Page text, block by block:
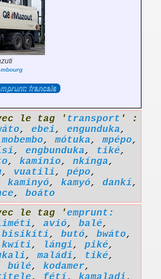
francais
le tag ' transport ' :
, ebei, engunduka,
mobembo,mótuka,mpépo,
, engbunduka, tiké,
, kaminio, nkínga,
, vuatili, pépo,
kaminyó, kamyó, dankí,
, boáto
le tag 'emprunt:
, avió, balé,
bisikíti, butó, bwáto,
kwíti, lángi, piké,
,maládi, tiké,
búlé, kodamer,